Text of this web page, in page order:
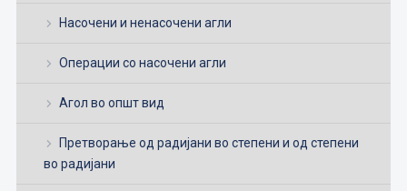
Насочени и ненасочени агли
Операции со насочени агли
Агол во општ вид
Претворање од радијани во степени и од степени
во радијани